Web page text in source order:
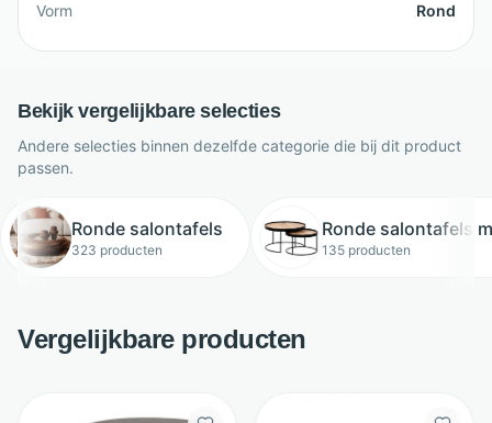
Vorm Rond
Bekijk vergelijkbare selecties
Andere selecties binnen dezelfde categorie die bij dit product
passen.
Ronde salontafels
323 producten
Ronde salontafels
135 producten
Vergelijkbare producten